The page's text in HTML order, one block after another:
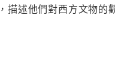
述他們對西方文物的